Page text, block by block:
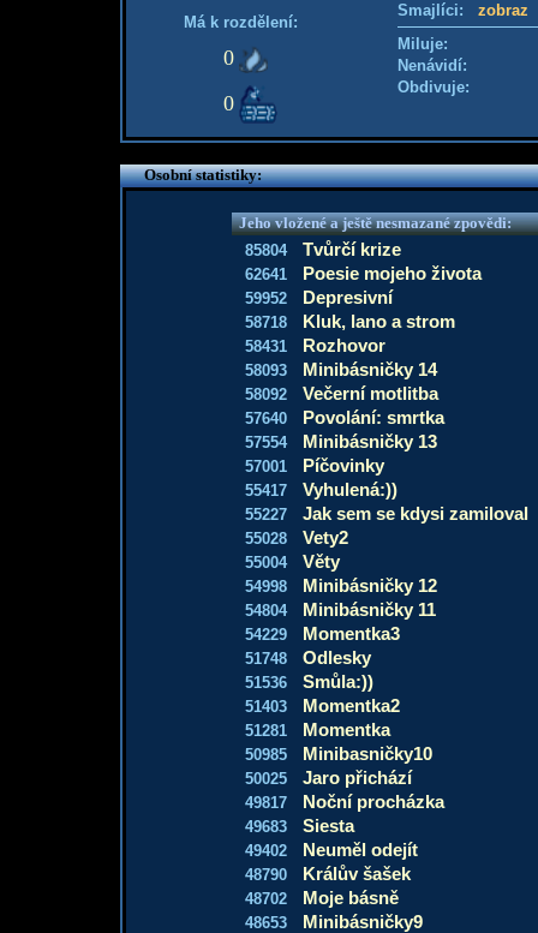
Má k rozdělení:
0
0
Smajlíci: zobraz
Miluje:
Nenávidí:
Obdivuje:
Osobní statistiky:
Jeho vložené a ještě nesmazané zpovědi:
85804
Tvůrčí krize
62641 Poesie mojeho života
59952 Depresivní
58718 Kluk, lano a strom
58431 Rozhovor
58093 Minibásničky 14
58092 Večerní motlitba
57640 Povolání: smrtka
57554 Minibásničky 13
57001 Píčovinky
55417 Vyhulená:))
55227 Jak sem se kdysi zamiloval
55028 Vety2
55004 Věty
54998 Minibásničky 12
54804 Minibásničky 11
54229 Momentka3
51748 Odlesky
51536 Smůla:))
51403 Momentka2
51281 Momentka
50985 Minibasničky10
50025 Jaro přichází
49817 Noční procházka
49683 Siesta
49402 Neuměl odejít
48790 Králův šašek
48702 Moje básně
48653 Minibásničky9